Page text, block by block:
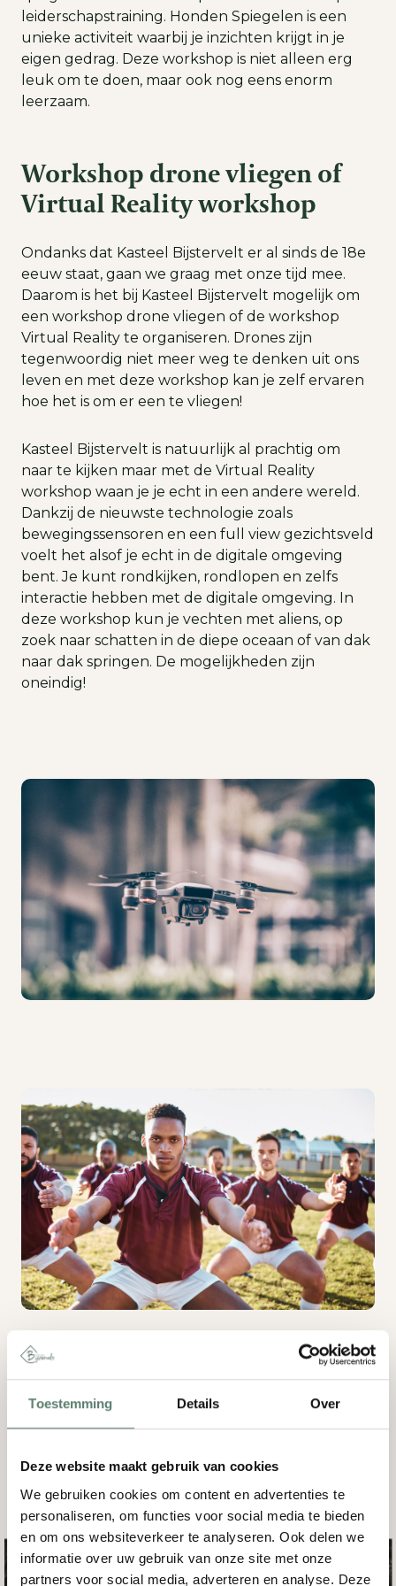
Toestemming Details Over
Deze website maakt gebruik van cookies
We gebruiken cookies om content en advertenties te
personaliseren, om functies voor social media te bieden
en om ons websiteverkeer te analyseren. Ook delen we
informatie over uw gebruik van onze site met onze
partners voor social media, adverteren en analyse. Deze
leiderschapstraining. Honden Spiegelen is een
unieke activiteit waarbij je inzichten krijgt in je
eigen gedrag. Deze workshop is niet alleen erg
leuk om te doen, maar ook nog eens enorm
leerzaam.
Workshop drone vliegen of
Virtual Reality workshop
Ondanks dat Kasteel Bijstervelt er al sinds de 18e
eeuw staat, gaan we graag met onze tijd mee.
Daarom is het bij Kasteel Bijstervelt mogelijk om
een workshop drone vliegen of de workshop
Virtual Reality te organiseren. Drones zijn
tegenwoordig niet meer weg te denken uit ons
leven en met deze workshop kan je zelf ervaren
hoe het is om er een te vliegen!
Kasteel Bijstervelt is natuurlijk al prachtig om
naar te kijken maar met de Virtual Reality
workshop waan je je echt in een andere wereld.
Dankzij de nieuwste technologie zoals
bewegingssensoren en een full view gezichtsveld
voelt het alsof je echt in de digitale omgeving
bent. Je kunt rondkijken, rondlopen en zelfs
interactie hebben met de digitale omgeving. In
deze workshop kun je vechten met aliens, op
zoek naar schatten in de diepe oceaan of van dak
naar dak springen. De mogelijkheden zijn
oneindig!
Haka workshop
Bij Kasteel Bijstervelt hebben we ook de Haka
rituele strijddans Haka haalt het fanatieke in je
originele workshop en laat, samen met je
collega’s, je strijdkreet horen!